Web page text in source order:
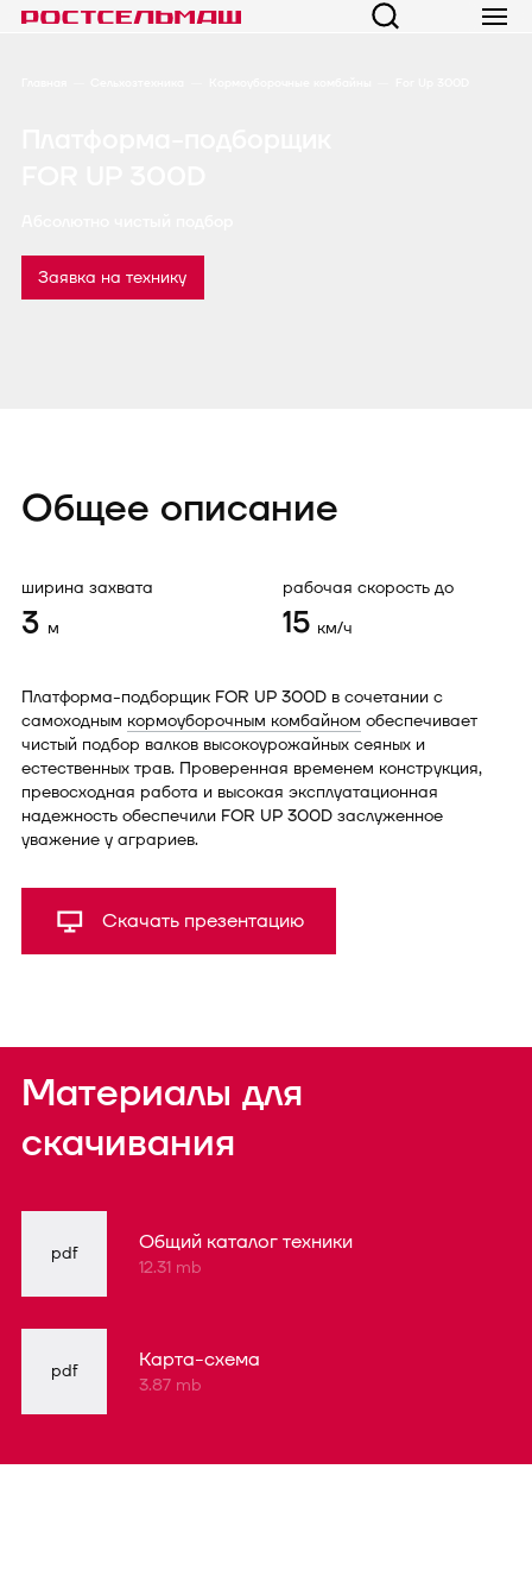
Заявка на технику
Общее описание
ширина захвата
3 м
рабочая скорость до
15 км/ч
Платформа-подборщик FOR UP 300D в сочетании с
самоходным кормоуборочным комбайном обеспечивает
чистый подбор валков высокоурожайных сеяных и
естественных трав. Проверенная временем конструкция,
превосходная работа и высокая эксплуатационная
надежность обеспечили FOR UP 300D заслуженное
уважение у аграриев.
Скачать презентацию
Материалы для
скачивания
pdf Общий каталог техники
12.31 mb
pdf Карта-схема
3.87 mb